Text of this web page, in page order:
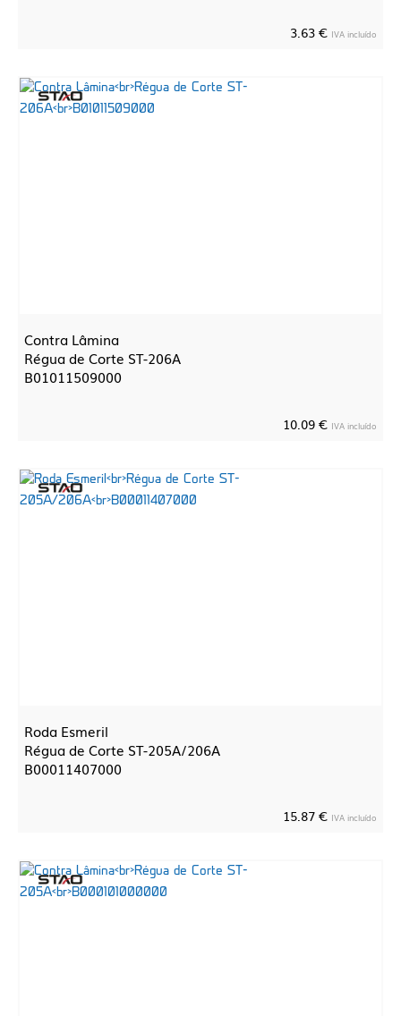
3.63 € IVA incluído
Contra Lâmina
Régua de Corte ST-206A
B01011509000
10.09 € IVA incluído
Roda Esmeril
Régua de Corte ST-205A/206A
B00011407000
15.87 € IVA incluído